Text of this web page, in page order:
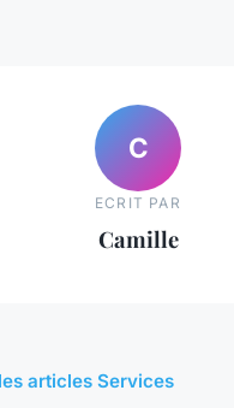
C
ECRIT PAR
Camille
articles Services